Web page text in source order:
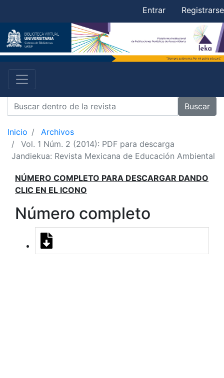
Entrar Registrarse
Buscar
Inicio
Archivos
Vol. 1 Núm. 2 (2014): PDF para descarga
Jandiekua: Revista Mexicana de Educación Ambiental
NÚMERO COMPLETO PARA DESCARGAR DANDO
CLIC EN EL ICONO
Número completo